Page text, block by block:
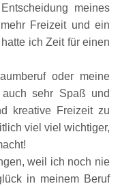
meines
Freizeit und ein
ich Zeit für einen
oder meine
auch sehr Spaß und
kreative Freizeit zu
viel viel wichtiger,
weil ich noch nie
in meinem Beruf